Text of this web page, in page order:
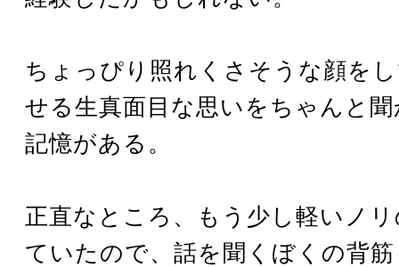
ちょっぴり照れくさそうな顔を
せる生真面目な思いをちゃんと
記憶がある。
正直なところ、もう少し軽いノ
ていたので、話を聞くぼくの背